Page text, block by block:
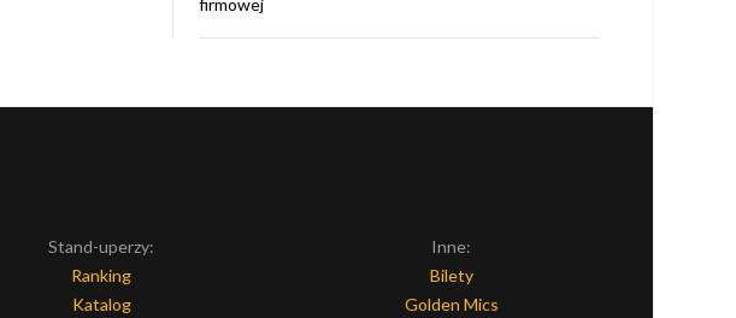
Stand-uperzy:
Ranking
Katalog
Inne:
Bilety
Golden Mics